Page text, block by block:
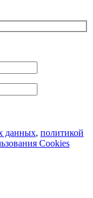
данных, политикой
Cookies